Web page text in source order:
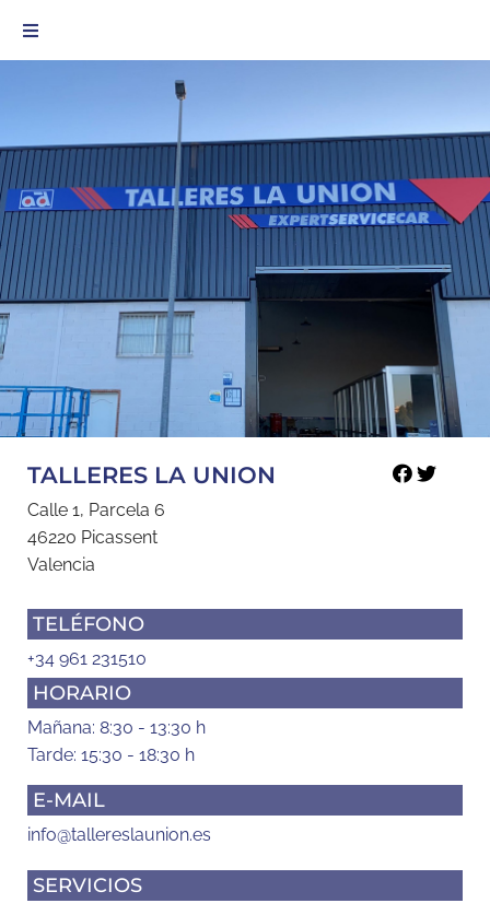
TALLERES LA UNION
Calle 1, Parcela 6
46220 Picassent
Valencia
TELÉFONO
+34 961 231510
HORARIO
Mañana: 8:30 - 13:30 h
Tarde: 15:30 - 18:30 h
E-MAIL
info@tallereslaunion.es
SERVICIOS